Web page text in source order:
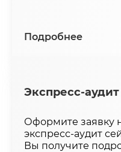
Подробнее
Экспресс-аудит
Оформите заявку
экспресс-аудит
Вы получите